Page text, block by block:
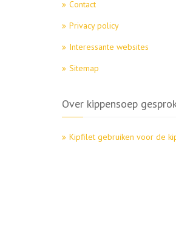
Contact
Privacy policy
Interessante websites
Sitemap
Over kippensoep
Kipfilet gebruiken voor de